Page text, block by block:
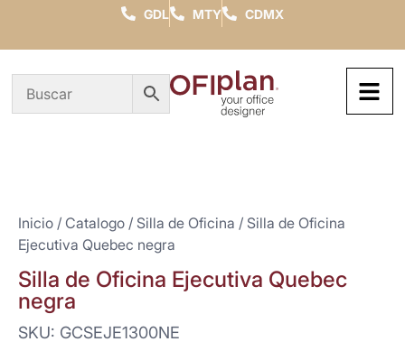
GDL MTY CDMX
Inicio / Catalogo / Silla de Oficina / Silla de Oficina
Ejecutiva Quebec negra
Silla de Oficina Ejecutiva Quebec
negra
SKU: GCSEJE1300NE